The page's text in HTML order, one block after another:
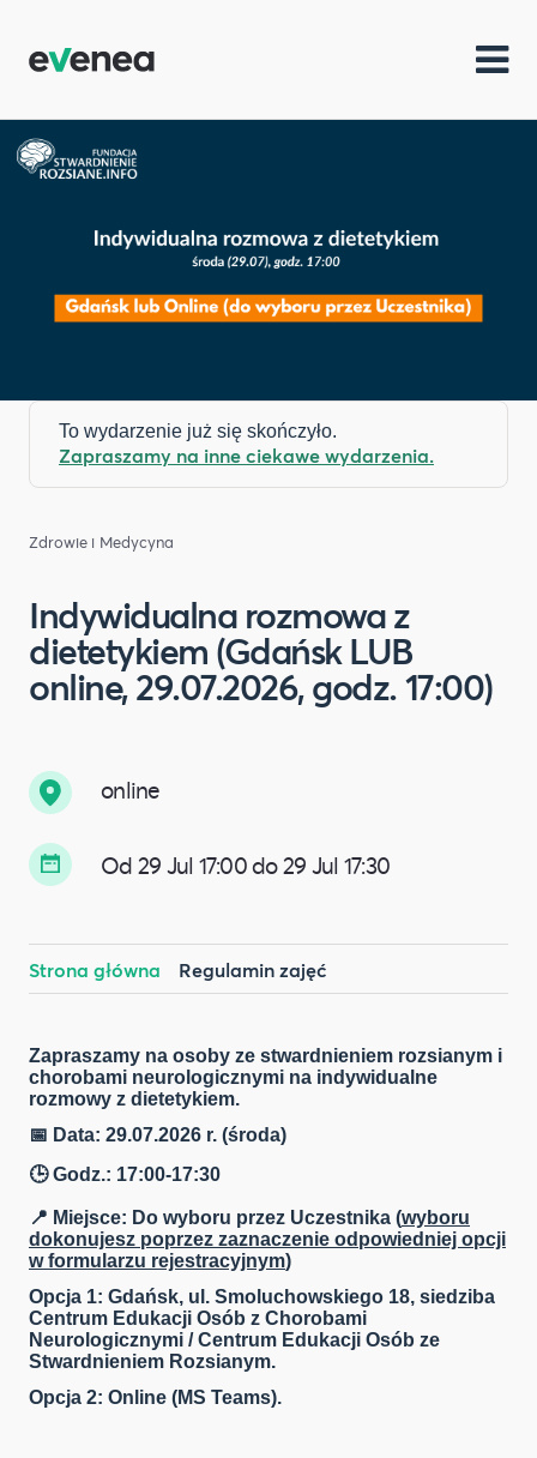
To wydarzenie już się skończyło.
Zapraszamy na inne ciekawe wydarzenia.
Zdrowie i Medycyna
Indywidualna rozmowa z
dietetykiem (Gdańsk LUB
online, 29.07.2026, godz. 17:00)
online
Od 29 Jul 17:00 do 29 Jul 17:30
Strona główna Regulamin zajęć
Zapraszamy na osoby ze stwardnieniem rozsianym i
chorobami neurologicznymi na indywidualne
rozmowy z dietetykiem.
📅 Data: 29.07.2026 r. (środa)
🕒 Godz.: 17:00-17:30
📍 Miejsce: Do wyboru przez Uczestnika (wyboru
dokonujesz poprzez zaznaczenie odpowiedniej opcji
w formularzu rejestracyjnym)
Opcja 1: Gdańsk, ul. Smoluchowskiego 18, siedziba
Centrum Edukacji Osób z Chorobami
Neurologicznymi / Centrum Edukacji Osób ze
Stwardnieniem Rozsianym.
Opcja 2: Online (MS Teams).